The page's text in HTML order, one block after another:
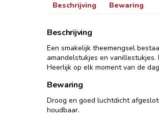
Beschrijving Bewaring
Beschrijving
Een smakelijk theemengsel
amandelstukjes en
Heerlijk op elk moment van de
Bewaring
Droog en goed luchtdicht
houdbaar.